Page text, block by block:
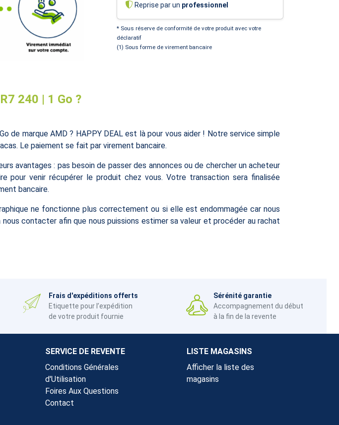
Reprise par un professionnel
* Sous réserve de conformité de votre produit avec votre
déclaratif
(1) Sous forme de virement bancaire
240 | 1 Go ?
de marque AMD ? HAPPY DEAL est là pour vous aider ! Notre service simple
Le paiement se fait par virement bancaire.
avantages : pas besoin de passer des annonces ou de chercher un acheteur
pour venir récupérer le produit chez vous. Votre transaction sera finalisée
bancaire.
ne fonctionne plus correctement ou si elle est endommagée car nous
contacter afin que nous puissions estimer sa valeur et procéder au rachat
Frais d'expéditions offerts
Etiquette pour l’expédition
de votre produit fournie
Sérénité garantie
Accompagnement du début
à la fin de la revente
SERVICE DE REVENTE
Conditions Générales
d'Utilisation
Foires Aux Questions
Contact
LISTE MAGASINS
Afficher la liste des
magasins